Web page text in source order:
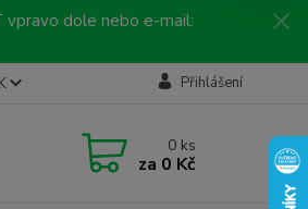
vpravo dole nebo e-mail:
Přihlášení
0 ks
za 0 Kč